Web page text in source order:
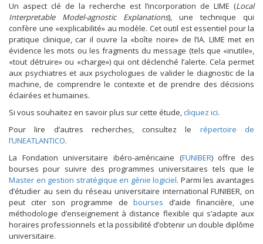
Un aspect clé de la recherche est l’incorporation de LIME (Local
Interpretable Model-agnostic Explanations), une technique qui
confère une «explicabilité» au modèle. Cet outil est essentiel pour la
pratique clinique, car il ouvre la «boîte noire» de l’IA. LIME met en
évidence les mots ou les fragments du message (tels que «inutile»,
«tout détruire» ou «charge») qui ont déclenché l’alerte. Cela permet
aux psychiatres et aux psychologues de valider le diagnostic de la
machine, de comprendre le contexte et de prendre des décisions
éclairées et humaines.
Si vous souhaitez en savoir plus sur cette étude,cliquez ici.
Pour lire d’autres recherches, consultez le répertoire de
l’UNEATLANTICO.
La Fondation universitaire ibéro-américaine (FUNIBER) offre des
bourses pour suivre des programmes universitaires tels que le
Master en gestion stratégique en génie logiciel. Parmi les avantages
d’étudier au sein du réseau universitaire international FUNIBER, on
peut citer son programme debourses d’aide financière, une
méthodologie d’enseignement à distance flexible qui s’adapte aux
horaires professionnels et la possibilité d’obtenir un double diplôme
universitaire.